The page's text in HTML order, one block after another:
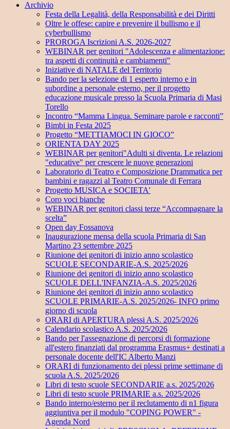
Archivio
Festa della Legalità, della Responsabilità e dei Diritti
Oltre le offese: capire e prevenire il bullismo e il
cyberbullismo
PROROGA Iscrizioni A.S. 2026-2027
WEBINAR per genitori "Adolescenza e alimentazione:
tra aspetti di continuità e cambiamenti"
Iniziative di NATALE del Territorio
Bando per la selezione di 1 esperto interno e in
subordine a personale esterno, per il progetto
educazione musicale presso la Scuola Primaria di Masi
Torello
Incontro “Mamma Lingua. Seminare parole e racconti”
Bimbi in Festa 2025
Progetto “METTIAMOCI IN GIOCO”
ORIENTA DAY 2025
WEBINAR per genitori"Adulti si diventa. Le relazioni
"educative" per crescere le nuove generazioni
Laboratorio di Teatro e Composizione Drammatica per
bambini e ragazzi al Teatro Comunale di Ferrara
Progetto MUSICA e SOCIETA'
Coro voci bianche
WEBINAR per genitori classi terze “Accompagnare la
scelta”
Open day Fossanova
Inaugurazione mensa della scuola Primaria di San
Martino 23 settembre 2025
Riunione dei genitori di inizio anno scolastico
SCUOLE SECONDARIE-A.S. 2025/2026
Riunione dei genitori di inizio anno scolastico
SCUOLE DELL'INFANZIA-A.S. 2025/2026
Riunione dei genitori di inizio anno scolastico
SCUOLE PRIMARIE-A.S. 2025/2026- INFO primo
giorno di scuola
ORARI di APERTURA plessi A.S. 2025/2026
Calendario scolastico A.S. 2025/2026
Bando per l'assegnazione di percorsi di formazione
all'estero finanziati dal programma Erasmus+ destinati a
personale docente dell'IC Alberto Manzi
ORARI di funzionamento dei plessi prime settimane di
scuola A.S. 2025/2026
Libri di testo scuole SECONDARIE a.s. 2025/2026
Libri di testo scuole PRIMARIE a.s. 2025/2026
Bando interno/esterno per il reclutamento di n1 figura
aggiuntiva per il modulo "COPING POWER" -
Agenda Nord